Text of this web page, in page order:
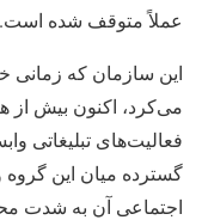
عملاً متوقف شده است.
این سازمان که زمانی
می‌کرد، اکنون بیش از
فعالیت‌های تبلیغاتی
گسترده میان این گروه
اجتماعی آن به شدت